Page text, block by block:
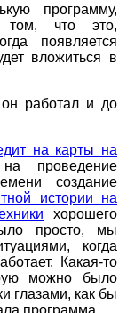
программу,
том, что это,
появляется
вложиться в
работал и до
на карты на
проведение
создание
истории на
хорошего
просто, мы
когда
Какая-то
можно было
глазами, как бы
программа.